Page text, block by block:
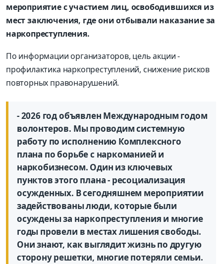
мероприятие с участием лиц, освободившихся из
мест заключения, где они отбывали наказание за
наркопреступления.
По информации организаторов, цель акции -
профилактика наркопреступлений, снижение рисков
повторных правонарушений.
- 2026 год объявлен Международным годом
волонтеров. Мы проводим системную
работу по исполнению Комплексного
плана по борьбе с наркоманией и
наркобизнесом. Один из ключевых
пунктов этого плана - ресоциализация
осужденных. В сегодняшнем мероприятии
задействованы люди, которые были
осуждены за наркопреступления и многие
годы провели в местах лишения свободы.
Они знают, как выглядит жизнь по другую
сторону решетки, многие потеряли семьи.